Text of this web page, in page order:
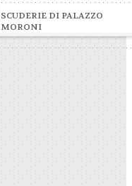
SCUDERIE DI PALAZZO
MORONI